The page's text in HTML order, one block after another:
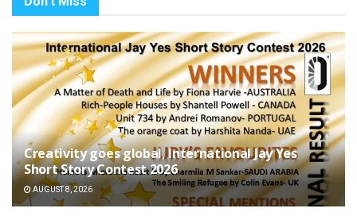
Creativity goes global, International Jay Yes
Short Story Contest 2026
AUGUST 8, 2026